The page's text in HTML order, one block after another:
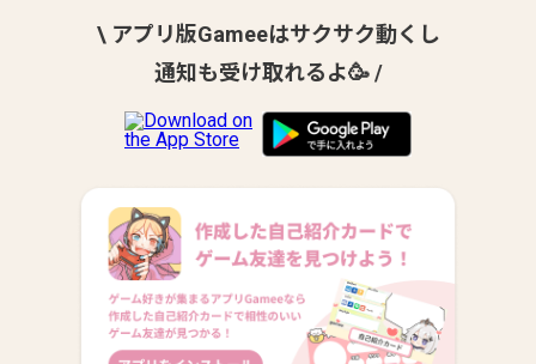
\ アプリ版Gameeはサクサク動くし
通知も受け取れるよ🥳 /